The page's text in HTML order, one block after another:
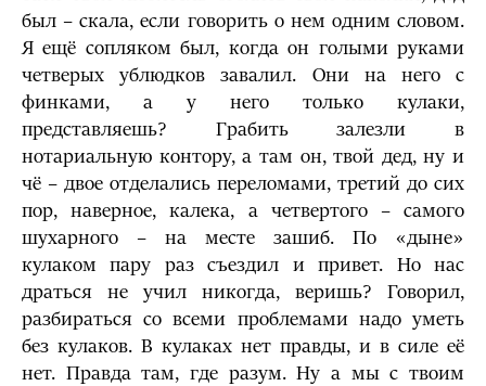
был – скала, если говорить о нем одним словом.
Я ещё сопляком был, когда он голыми руками
четверых ублюдков завалил. Они на него с
финками, а у него только кулаки,
представляешь? Грабить залезли в
нотариальную контору, а там он, твой дед, ну и
чё – двое отделались переломами, третий до сих
пор, наверное, калека, а четвертого – самого
шухарного – на месте зашиб. По «дыне»
кулаком пару раз съездил и привет. Но нас
драться не учил никогда, веришь? Говорил,
разбираться со всеми проблемами надо уметь
без кулаков. В кулаках нет правды, и в силе её
нет. Правда там, где разум. Ну а мы с твоим